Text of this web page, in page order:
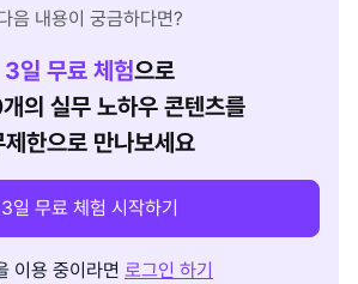
음 내용이 궁금하다면?
3일 무료 체험으로
의 실무 노하우 콘텐츠를
제한으로 만나보세요
3일 무료 체험 시작하기
이용 중이라면 로그인 하기